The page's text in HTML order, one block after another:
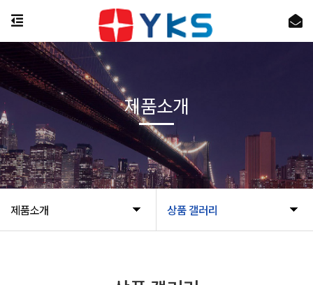
제품소개 상품 갤러리
제품소개